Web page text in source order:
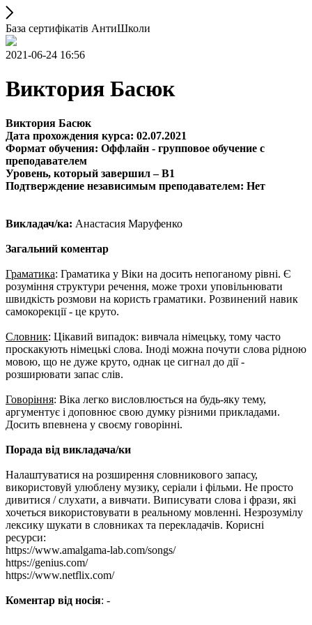
База сертифікатів АнтиШколи
2021-06-24 16:56
Виктория Басюк
Виктория Басюк
Дата прохождения курса: 02.07.2021
Формат обучения: Оффлайн - групповое обучение с
преподавателем
Уровень, который завершил – B1
Подтверждение независимым преподавателем: Нет
Викладач/ка: Анастасия Маруфенко
Загальний коментар
Граматика: Граматика у Віки на досить непоганому рівні. Є
розуміння структури речення, може трохи уповільнювати
швидкість розмови на користь граматики. Розвинений навик
самокорекції - це круто.
Словник: Цікавий випадок: вивчала німецьку, тому часто
проскакують німецькі слова. Іноді можна почути слова рідною
мовою, що не дуже круто, однак це сигнал до дії -
розширювати запас слів.
Говоріння: Віка легко висловлюється на будь-яку тему,
аргументує і доповнює свою думку різними прикладами.
Досить впевнена у своєму говорінні.
Порада від викладача/ки
Налаштуватися на розширення словникового запасу,
використовуй улюблену музику, серіали і фільми. Не просто
дивитися / слухати, а вивчати. Виписувати слова і фрази, які
хочеться використовувати в реальному мовленні. Незрозумілу
лексику шукати в словниках та перекладачів. Корисні
ресурси:
https://www.amalgama-lab.com/songs/
https://genius.com/
https://www.netflix.com/
Коментар від носія: -